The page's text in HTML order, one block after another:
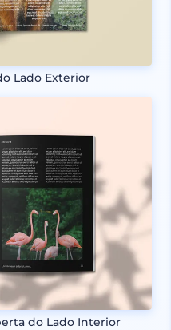
Lado Exterior
do Lado Interior